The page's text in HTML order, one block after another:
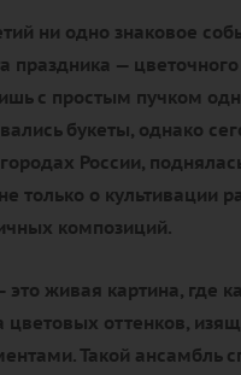
ни одно знаковое
праздника —
с простым пучком
букеты, однако
России,
только о культивации
композиций.
это живая картина, где
цветовых оттенков,
Такой ансамбль